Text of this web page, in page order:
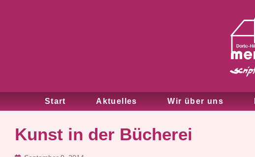
Start Aktuelles Wir über uns
Kunst in der Bücherei